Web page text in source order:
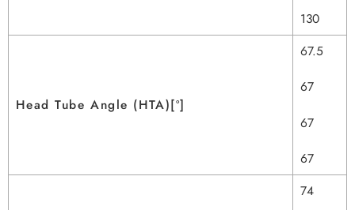
130
Head Tube Angle (HTA)[º]
67.5
67
67
67
74